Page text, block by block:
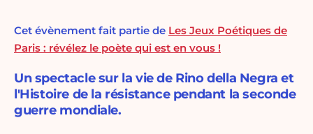
Cet évènement fait partie de Les Jeux Poétiques de
Paris : révélez le poète qui est en vous !
Un spectacle sur la vie de Rino della Negra et
l'Histoire de la résistance pendant la seconde
guerre mondiale.